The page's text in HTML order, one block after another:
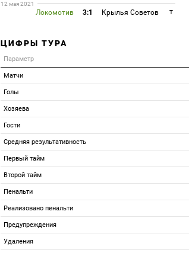
12 мая 2021
Локомотив 3:1 Крылья Советов T
ЦИФРЫ ТУРА
Параметр
Матчи
Голы
Хозяева
Гости
Средняя результативность
Первый тайм
Второй тайм
Пенальти
Реализовано пенальти
Предупреждения
Удаления